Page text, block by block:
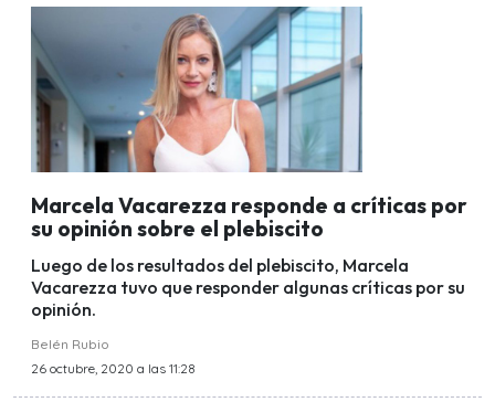
Marcela Vacarezza responde a críticas por
su opinión sobre el plebiscito
Luego de los resultados del plebiscito, Marcela
Vacarezza tuvo que responder algunas críticas por su
opinión.
Belén Rubio
26 octubre, 2020 a las 11:28